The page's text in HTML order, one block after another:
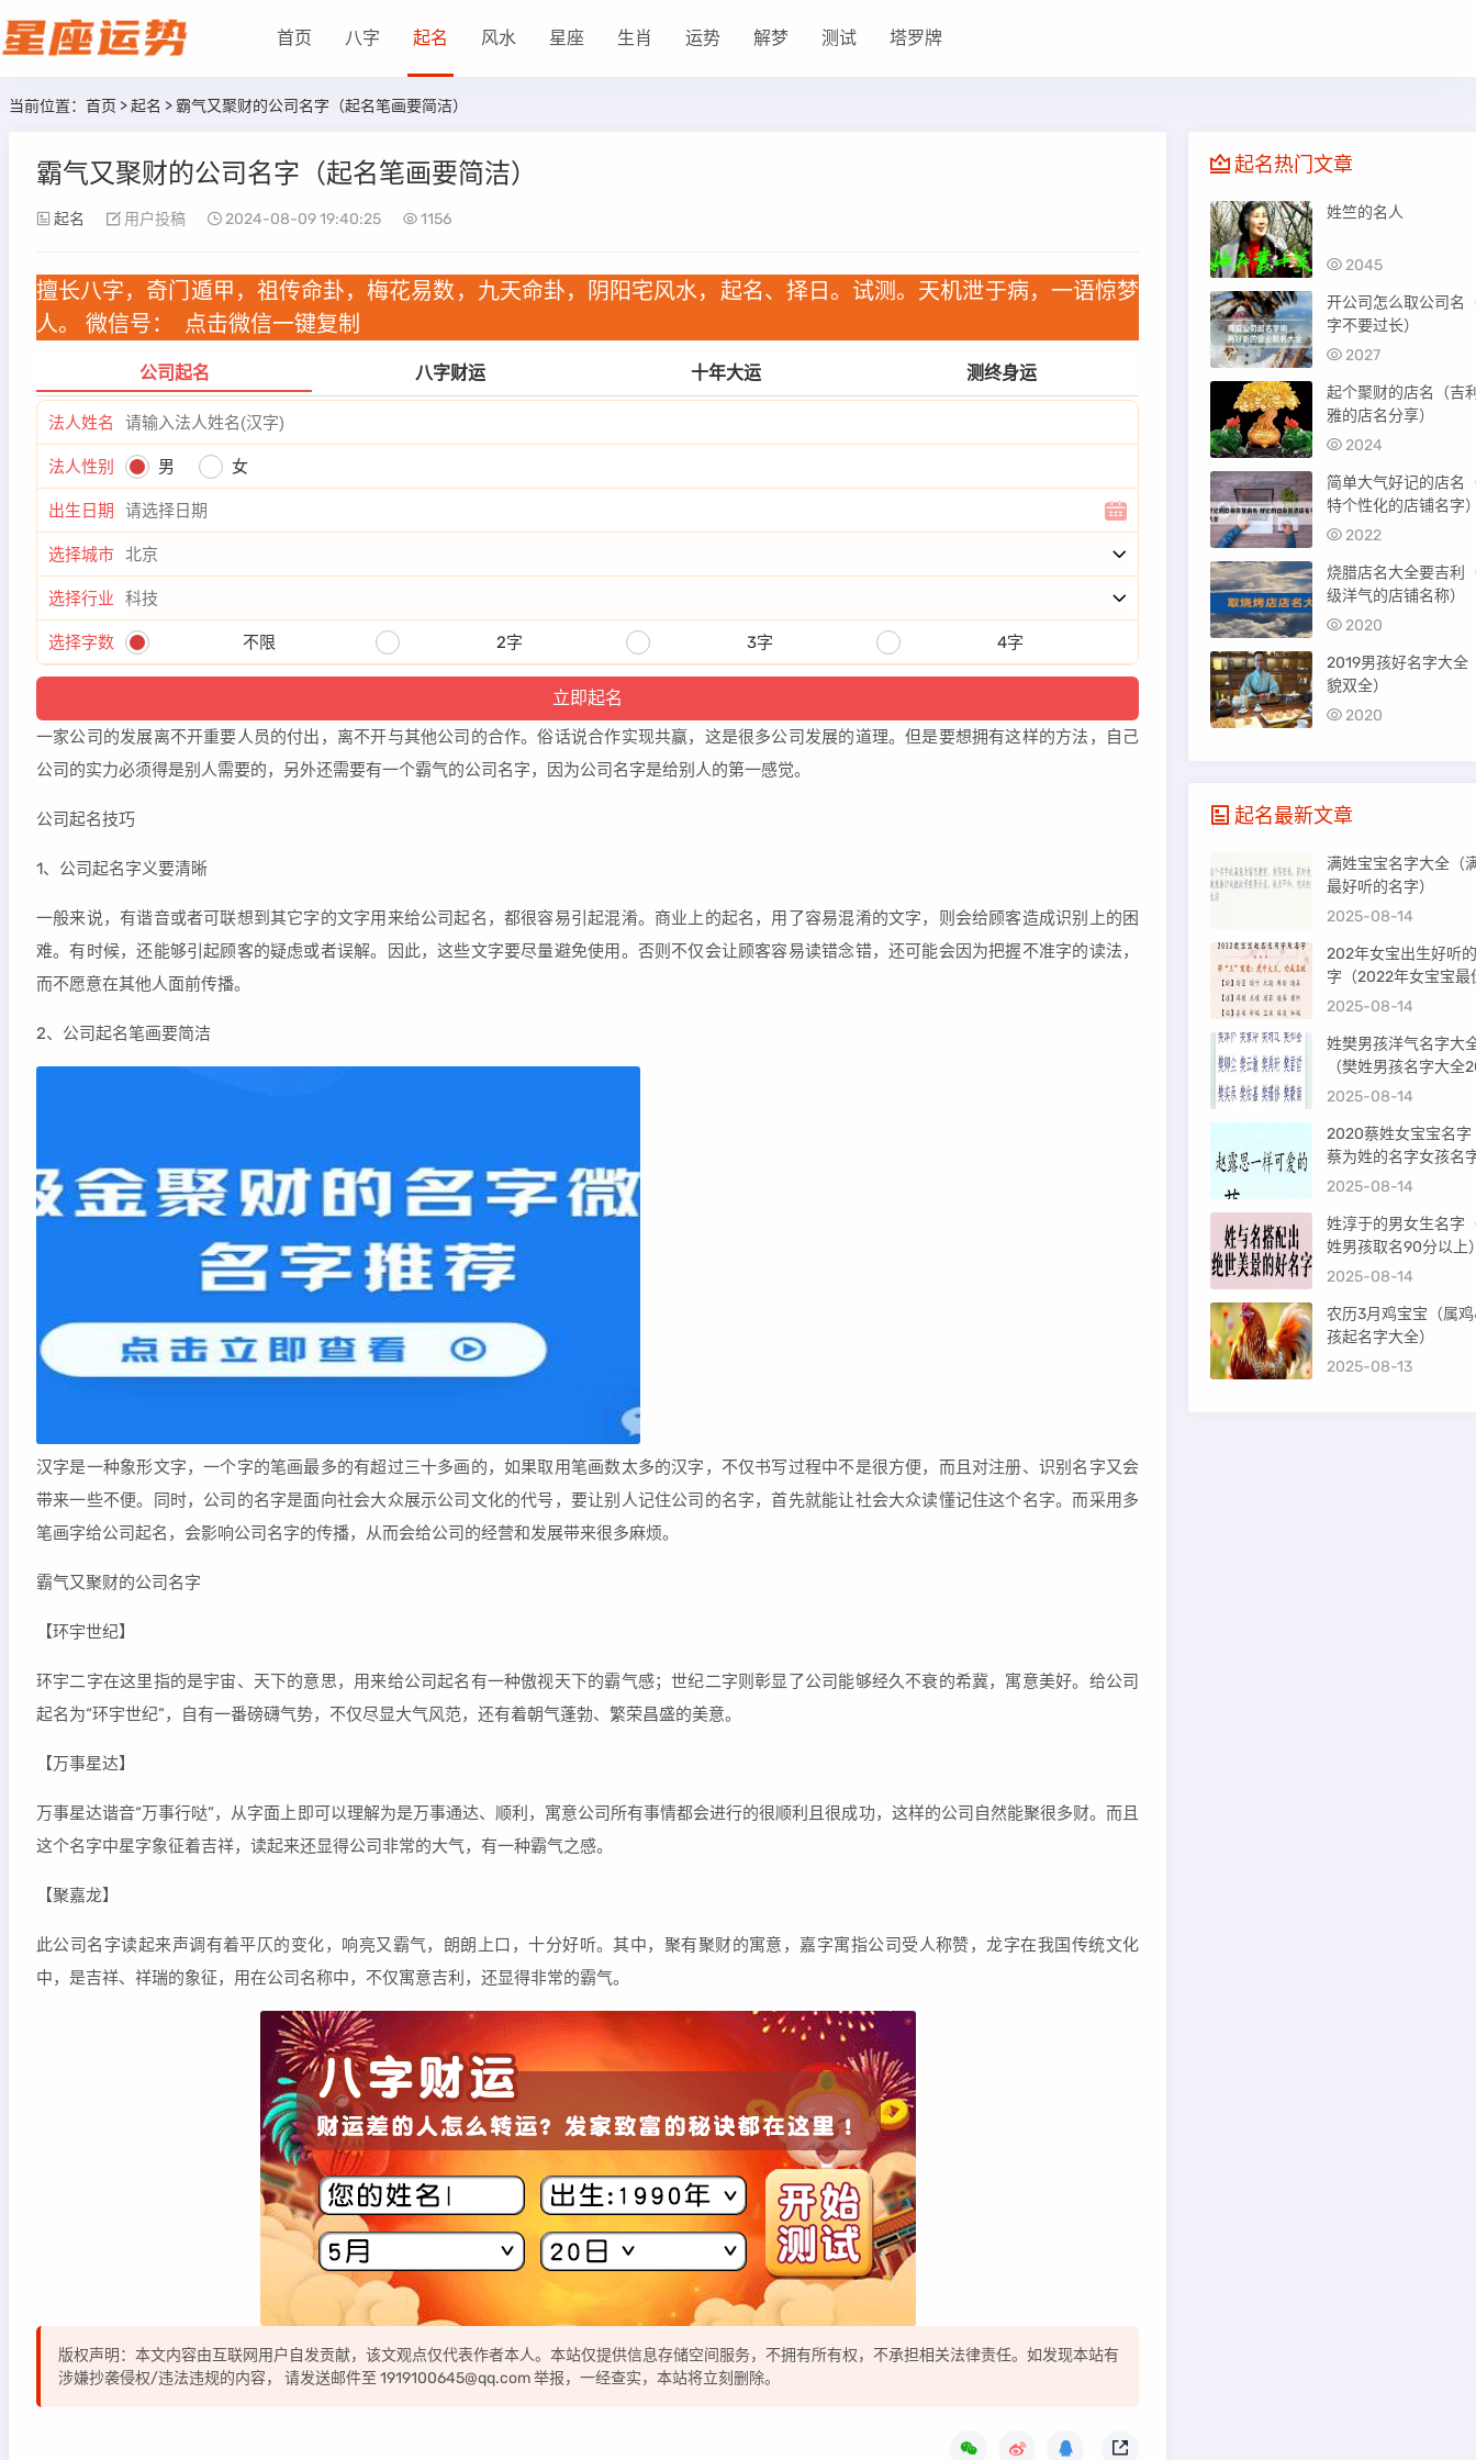
首页 八字 起名 风水 星座 生肖 运势 解梦 测试 塔罗牌
当前位置： 首页 >起名 > 霸气又聚财的公司名字（起名笔画要简洁）
霸气又聚财的公司名字（起名笔画要简洁）
起名 用户投稿 2024-08-09 19:40:25 1156
擅长八字，奇门遁甲，祖传命卦，梅花易数，九天命卦，阴阳宅风水，起名、择日。试测。天机泄于病，一语惊梦
人。 微信号：
点击微信一键复制
公司起名 八字财运 十年大运 测终身运
法人姓名
法人性别 男 女
出生日期
选择城市
选择行业
选择字数 不限 2字 3字 4字
一家公司的发展离不开重要人员的付出，离不开与其他公司的合作。俗话说合作实现共赢，这是很多公司发展的道理。但是要想拥有这样的方法，自己
公司的实力必须得是别人需要的，另外还需要有一个霸气的公司名字，因为公司名字是给别人的第一感觉。
公司起名技巧
1、公司起名字义要清晰
一般来说，有谐音或者可联想到其它字的文字用来给公司起名，都很容易引起混淆。商业上的起名，用了容易混淆的文字，则会给顾客造成识别上的困
难。有时候，还能够引起顾客的疑虑或者误解。因此，这些文字要尽量避免使用。否则不仅会让顾客容易读错念错，还可能会因为把握不准字的读法，
而不愿意在其他人面前传播。
2、公司起名笔画要简洁
汉字是一种象形文字，一个字的笔画最多的有超过三十多画的，如果取用笔画数太多的汉字，不仅书写过程中不是很方便，而且对注册、识别名字又会
带来一些不便。同时，公司的名字是面向社会大众展示公司文化的代号，要让别人记住公司的名字，首先就能让社会大众读懂记住这个名字。而采用多
笔画字给公司起名，会影响公司名字的传播，从而会给公司的经营和发展带来很多麻烦。
霸气又聚财的公司名字
【环宇世纪】
环宇二字在这里指的是宇宙、天下的意思，用来给公司起名有一种傲视天下的霸气感；世纪二字则彰显了公司能够经久不衰的希冀，寓意美好。给公司
起名为“环宇世纪”，自有一番磅礴气势，不仅尽显大气风范，还有着朝气蓬勃、繁荣昌盛的美意。
【万事星达】
万事星达谐音“万事行哒”，从字面上即可以理解为是万事通达、顺利，寓意公司所有事情都会进行的很顺利且很成功，这样的公司自然能聚很多财。而且
这个名字中星字象征着吉祥，读起来还显得公司非常的大气，有一种霸气之感。
【聚嘉龙】
此公司名字读起来声调有着平仄的变化，响亮又霸气，朗朗上口，十分好听。其中，聚有聚财的寓意，嘉字寓指公司受人称赞，龙字在我国传统文化
中，是吉祥、祥瑞的象征，用在公司名称中，不仅寓意吉利，还显得非常的霸气。
版权声明：本文内容由互联网用户自发贡献，该文观点仅代表作者本人。本站仅提供信息存储空间服务，不拥有所有权，不承担相关法律责任。如发现本站有
涉嫌抄袭侵权/违法违规的内容， 请发送邮件至 1919100645@qq.com 举报，一经查实，本站将立刻删除。
起名热门文章
姓竺的名人
2045
开公司怎么取公司名
字不要过长）
2027
起个聚财的店名（吉
雅的店名分享）
2024
简单大气好记的店名
特个性化的店铺名字
2022
烧腊店名大全要吉利
级洋气的店铺名称）
2020
2019男孩好名字大全
貌双全）
2020
起名最新文章
满姓宝宝名字大全（
最好听的名字）
2025-08-14
202年女宝出生好听
字（2022年女宝宝最
字）
2025-08-14
姓樊男孩洋气名字大
（樊姓男孩名字大全
年）
2025-08-14
2020蔡姓女宝宝名字
蔡为姓的名字女孩名
2025-08-14
姓淳于的男女生名字
姓男孩取名90分以上
2025-08-14
农历3月鸡宝宝（属
孩起名字大全）
2025-08-13